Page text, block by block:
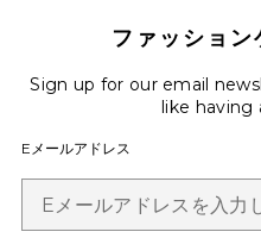
メールを送信することにより、当
Email Address
ファッショ
Sign up for our email
like having
Eメールアドレス